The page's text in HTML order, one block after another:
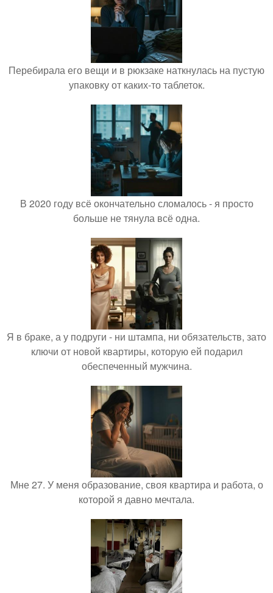
Перебирала его вещи и в рюкзаке наткнулась на пустую
упаковку от каких-то таблеток.
В 2020 году всё окончательно сломалось - я просто
больше не тянула всё одна.
Я в браке, а у подруги - ни штампа, ни обязательств, зато
ключи от новой квартиры, которую ей подарил
обеспеченный мужчина.
Мне 27. У меня образование, своя квартира и работа, о
которой я давно мечтала.